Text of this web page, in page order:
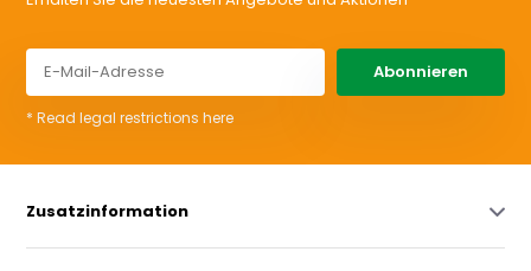
Abonnieren
* Read legal restrictions here
Zusatzinformation